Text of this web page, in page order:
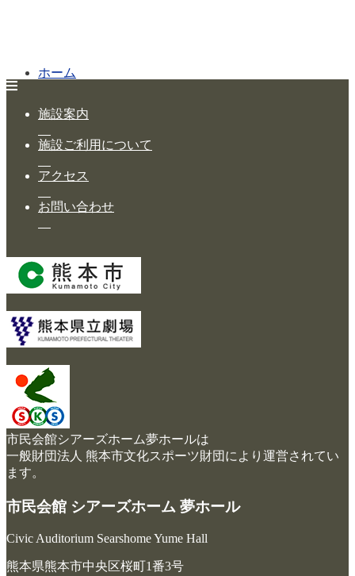
施設案内
施設ご利用について
アクセス
お問い合わせ
市民会館シアーズホーム夢ホールは
一般財団法人 熊本市文化スポーツ財団により運営されてい
ます。
市民会館 シアーズホーム 夢ホール
Civic Auditorium Searshome Yume Hall
熊本県熊本市中央区桜町1番3号
ホーム
チケットガイド
施設案内
大ホール
ステージビュー
大会議室（小ホール）
中小会議室
施設ご利用について
施設使用料について
各施設の設備詳細・資料
アクセス